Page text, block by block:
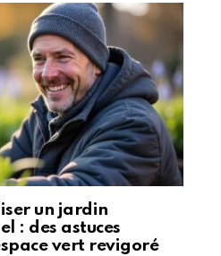
un jardin
: des astuces
vert revigoré